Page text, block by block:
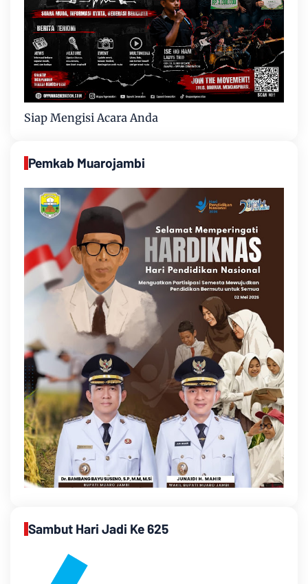
Siap Mengisi Acara Anda
Pemkab Muarojambi
Sambut Hari Jadi Ke 625